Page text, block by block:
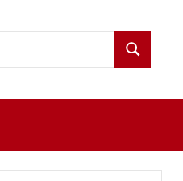
Buscar